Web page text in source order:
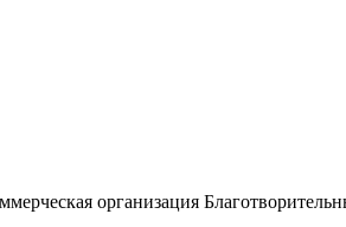
организация